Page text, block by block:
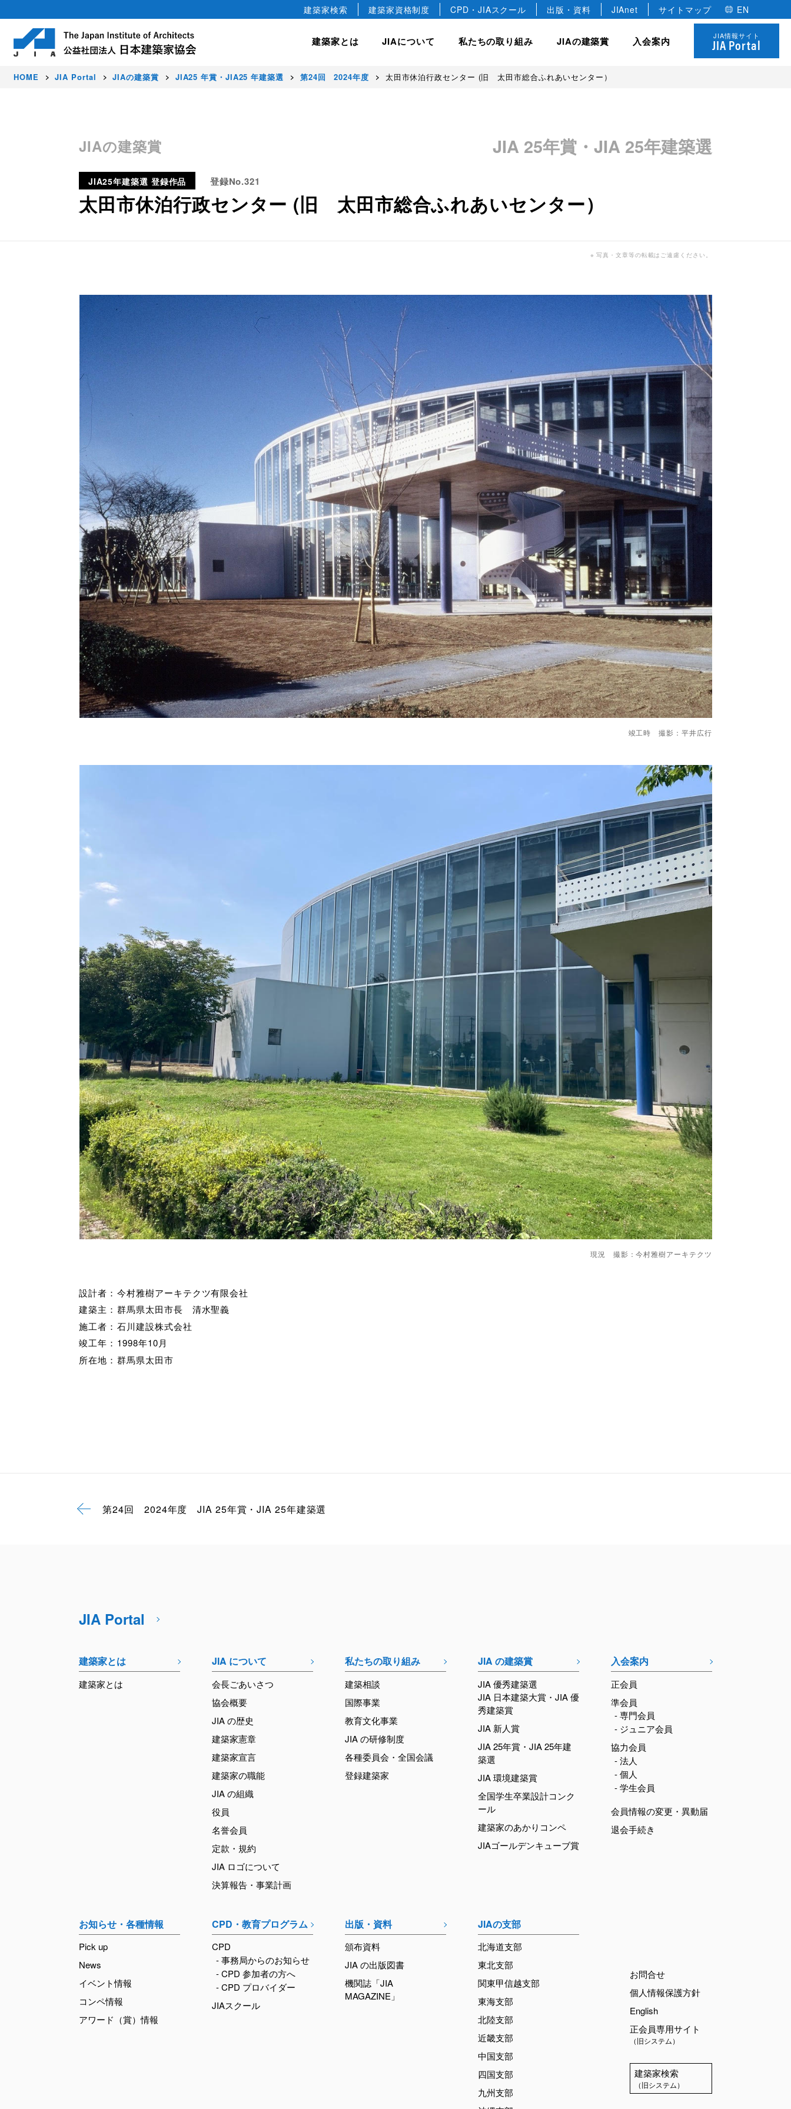
建築家検索 建築家資格制度 CPD・JIAスクール 出版・資料 JIAnet サイトマップ EN
建築家とは JIAについて
About
日本建築家協会（JIA）は建築家が集う公益社団法人です。
建築家宣言
建築家の職能
役員
JIA ロゴについて
決算報告・事業計画
私たちの取り組み
Activity
豊かな暮らし、価値ある環境、美しい国をデザインします。
各種委員会・全国会議
JIAの建築賞
Award
JIAでは、すぐれた建築作品を顕彰し、建築文化のすばらしさや価値を
社会に発信しています。
JIA 日本建築大賞・JIA 優秀建築賞
JIA 環境建築賞
建築家のあかりコンペ
入会案内
Membership
正会員（建築家）はじめ各種会員制度を設けています。
専門会員
ジュニア会員
法人
JIA情報サイト
JIA Portal
HOME JIA Portal JIAの建築賞 JIA25 年賞・JIA25 年建築選 第24回 2024年度 太田市休泊行政センター (旧 太田市総合ふれあいセンター）
JIAの建築賞 JIA 25年賞・JIA 25年建築選
JIA25年建築選 登録作品 登録No.321
太田市休泊行政センター (旧 太田市総合ふれあいセンター）
※ 写真・文章等の転載はご遠慮ください。
竣工時 撮影：平井広行
現況 撮影：今村雅樹アーキテクツ
設計者： 今村雅樹アーキテクツ有限会社
建築主： 群馬県太田市長 清水聖義
施工者： 石川建設株式会社
竣工年： 1998年10月
所在地： 群馬県太田市
第24回 2024年度 JIA 25年賞・JIA 25年建築選
JIA Portal
建築家とは
建築家とは
JIA について
会長ごあいさつ
協会概要
JIA の歴史
建築家憲章
建築家宣言
建築家の職能
JIA の組織
役員
名誉会員
定款・規約
JIA ロゴについて
決算報告・事業計画
私たちの取り組み
建築相談
国際事業
教育文化事業
JIA の研修制度
各種委員会・全国会議
登録建築家
JIA の建築賞
JIA 優秀建築選
JIA 日本建築大賞・JIA 優
秀建築賞
JIA 新人賞
JIA 25年賞・JIA 25年建
築選
JIA 環境建築賞
全国学生卒業設計コンク
ール
建築家のあかりコンペ
JIAゴールデンキューブ賞
入会案内
正会員
準会員
- 専門会員
- ジュニア会員
協力会員
- 法人
- 個人
- 学生会員
会員情報の変更・異動届
退会手続き
お知らせ・各種情報
Pick up
News
イベント情報
コンペ情報
アワード（賞）情報
CPD・教育プログラム
CPD
- 事務局からのお知らせ
- CPD 参加者の方へ
- CPD プロバイダー
JIAスクール
出版・資料
頒布資料
JIA の出版図書
機関誌「JIA
MAGAZINE」
JIAの支部
北海道支部
東北支部
関東甲信越支部
東海支部
北陸支部
近畿支部
中国支部
四国支部
九州支部
お問合せ
個人情報保護方針
English
正会員専用サイト
（旧システム）
建築家検索
（旧システム）